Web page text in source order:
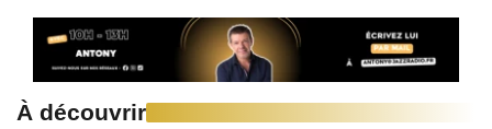
À découvrir